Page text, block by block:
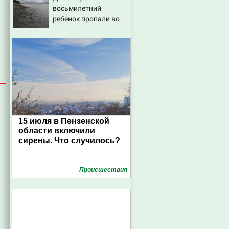
восьмилетний
ребенок пропали во
08/08/2026 – Новости
15 июля в Пензенской
области включили
сирены. Что случилось?
Проиcшествия